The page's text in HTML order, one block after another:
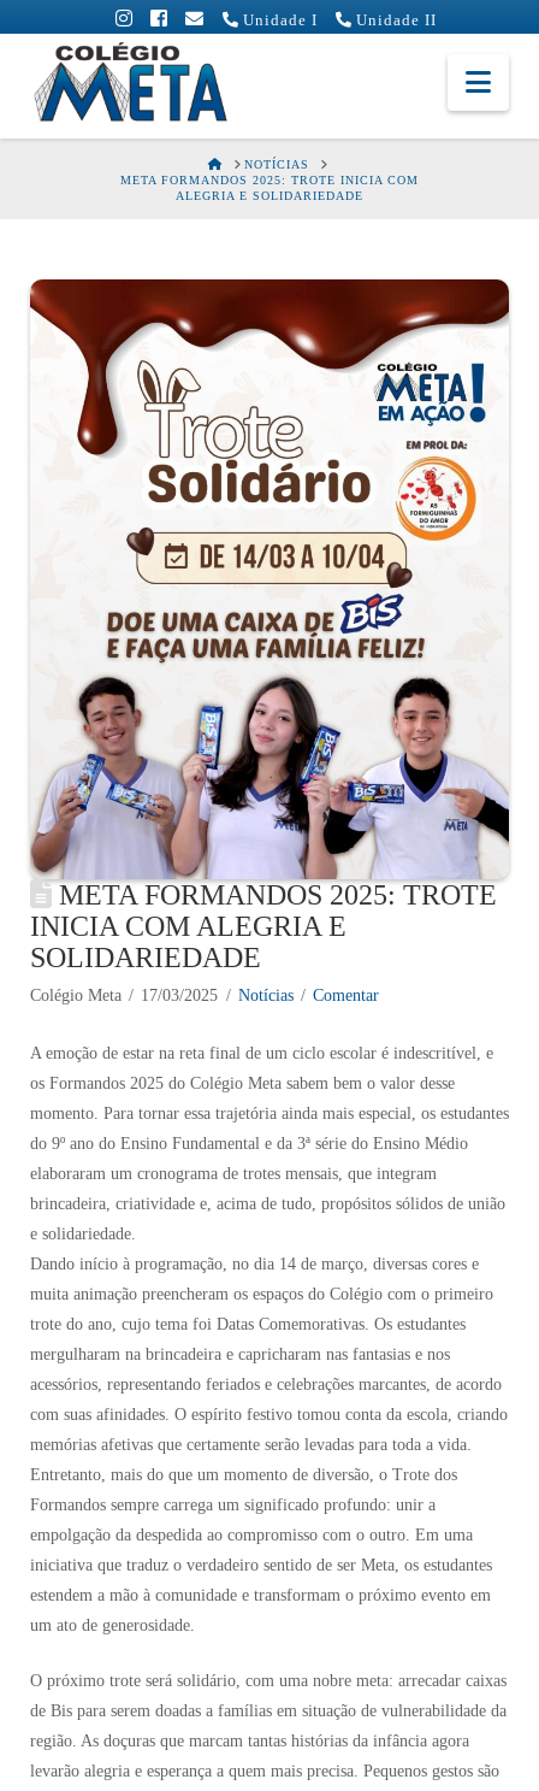
Unidade I Unidade II
Colégio
Meta
HOMENOTÍCIAS
META FORMANDOS 2025: TROTE INICIA COM
ALEGRIA E SOLIDARIEDADE
META FORMANDOS 2025: TROTE
INICIA COM ALEGRIA E
SOLIDARIEDADE
Colégio Meta 17/03/2025 Notícias Comentar
A emoção de estar na reta final de um ciclo escolar é indescritível, e
os Formandos 2025 do Colégio Meta sabem bem o valor desse
momento. Para tornar essa trajetória ainda mais especial, os estudantes
do 9º ano do Ensino Fundamental e da 3ª série do Ensino Médio
elaboraram um cronograma de trotes mensais, que integram
brincadeira, criatividade e, acima de tudo, propósitos sólidos de união
e solidariedade.
Dando início à programação, no dia 14 de março, diversas cores e
muita animação preencheram os espaços do Colégio com o primeiro
trote do ano, cujo tema foi Datas Comemorativas. Os estudantes
mergulharam na brincadeira e capricharam nas fantasias e nos
acessórios, representando feriados e celebrações marcantes, de acordo
com suas afinidades. O espírito festivo tomou conta da escola, criando
memórias afetivas que certamente serão levadas para toda a vida.
Entretanto, mais do que um momento de diversão, o Trote dos
Formandos sempre carrega um significado profundo: unir a
empolgação da despedida ao compromisso com o outro. Em uma
iniciativa que traduz o verdadeiro sentido de ser Meta, os estudantes
estendem a mão à comunidade e transformam o próximo evento em
um ato de generosidade.
O próximo trote será solidário, com uma nobre meta: arrecadar caixas
de Bis para serem doadas a famílias em situação de vulnerabilidade da
região. As doçuras que marcam tantas histórias da infância agora
levarão alegria e esperança a quem mais precisa. Pequenos gestos são